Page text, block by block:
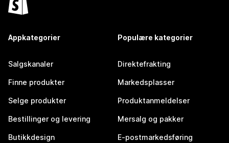
Appkategorier
Salgskanaler
Finne produkter
Selge produkter
Bestillinger og levering
Butikkdesign
Populære kategorier
Direktefrakting
Markedsplasser
Produktanmeldelser
Mersalg og pakker
E-postmarkedsføring